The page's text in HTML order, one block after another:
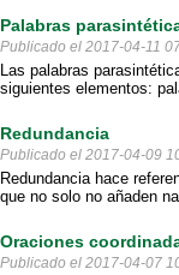
Palabras
Publicado el 2017-04-11
Las palabras
siguientes elementos:
Redundancia
Publicado el 2017-04-09
Redundancia hace
que no solo no añaden
Oraciones
Publicado el 2017-04-07